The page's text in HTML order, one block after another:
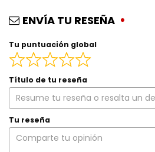
ENVÍA TU RESEÑA
Tu puntuación global
Título de tu reseña
Tu reseña